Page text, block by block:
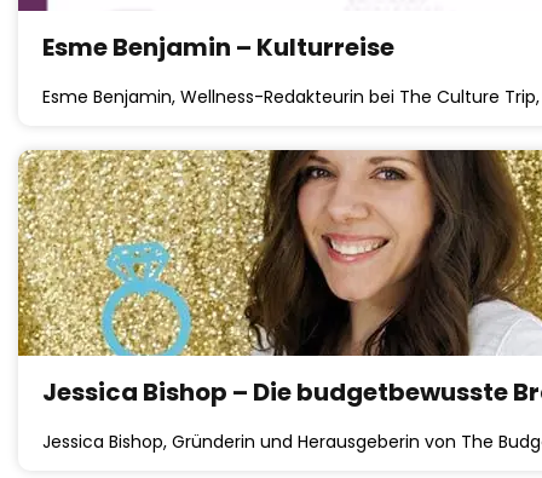
Esme Benjamin – Kulturreise
Esme Benjamin, Wellness-Redakteurin bei The Culture
Jessica Bishop – Die budgetbewusste
Jessica Bishop, Gründerin und Herausgeberin von The